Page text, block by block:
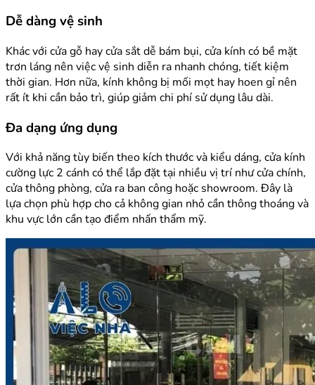
Dễ dàng vệ sinh
Khác với cửa gỗ hay cửa sắt dễ bám bụi, cửa kính có bề mặt
trơn láng nên việc vệ sinh diễn ra nhanh chóng, tiết kiệm
thời gian. Hơn nữa, kính không bị mối mọt hay hoen gỉ nên
rất ít khi cần bảo trì, giúp giảm chi phí sử dụng lâu dài.
Đa dạng ứng dụng
Với khả năng tùy biến theo kích thước và kiểu dáng, cửa kính
cường lực 2 cánh có thể lắp đặt tại nhiều vị trí như cửa chính,
cửa thông phòng, cửa ra ban công hoặc showroom. Đây là
lựa chọn phù hợp cho cả không gian nhỏ cần thông thoáng và
khu vực lớn cần tạo điểm nhấn thẩm mỹ.